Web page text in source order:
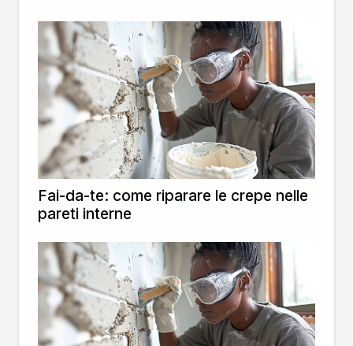
Fai-da-te: come riparare le crepe nelle
pareti interne